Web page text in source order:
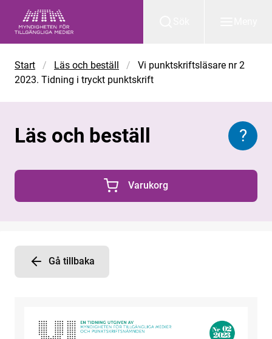
Start / Läs och beställ /
Vi punktskriftsläsare nr 2
2023. Tidning i tryckt punktskrift
Läs och beställ ?
0 Produkter i varukorgen
Varukorg
Gå tillbaka